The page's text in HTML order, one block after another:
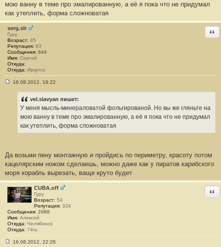
б
щ
н
и
е
#
1
4
мою ванну в теме про эмалированную, а её я пока что не придумал
как утеплить, форма сложноватая
serg.slr
Гуру
Возраст: 45
Репутация: 83
Сообщения: 844
Имя: Сергей
Откуда:
Откуда: Иркутск
16.08.2012, 19:22
vel.slavyan пишет:
У меня мысль-минераловатой фольгированой. Но вы же гляньте на
мою ванну в теме про эмалированную, а её я пока что не придумал
как утеплить, форма сложноватая
Да возьми пену монтажную и пройдись по периметру, красоту потом
кацелярским ножом сделаешь, можно даже как у пиратов карибского
моря корабль вырезать, ваще круто будет
CUBA.off
Гуру
Возраст: 54
Репутация: 334
Сообщения: 2988
Имя: Алексей
Откуда: Челябинск
Откуда: 74ru
16.08.2012, 22:26